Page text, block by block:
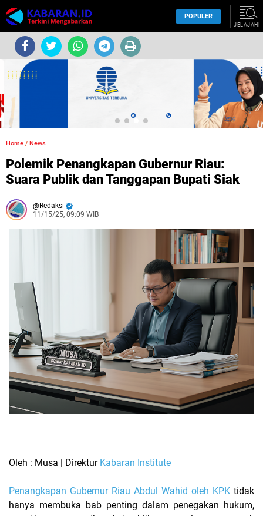
POPULER
JELAJAHI
Home / News
Polemik Penangkapan Gubernur Riau:
Suara Publik dan Tanggapan Bupati Siak
Redaksi
11/15/25, 09:09 WIB
Oleh : Musa | Direktur Kabaran Institute
Penangkapan Gubernur Riau Abdul Wahid oleh KPK tidak
hanya membuka bab penting dalam penegakan hukum,